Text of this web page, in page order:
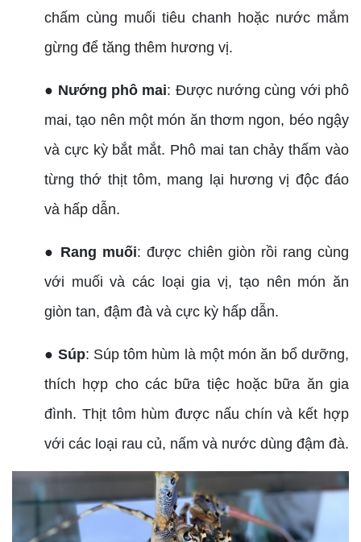
chấm cùng muối tiêu chanh hoặc nước mắm
gừng để tăng thêm hương vị.
● Nướng phô mai: Được nướng cùng với phô
mai, tạo nên một món ăn thơm ngon, béo ngậy
và cực kỳ bắt mắt. Phô mai tan chảy thấm vào
từng thớ thịt tôm, mang lại hương vị độc đáo
và hấp dẫn.
● Rang muối: được chiên giòn rồi rang cùng
với muối và các loại gia vị, tạo nên món ăn
giòn tan, đậm đà và cực kỳ hấp dẫn.
● Súp: Súp tôm hùm là một món ăn bổ dưỡng,
thích hợp cho các bữa tiệc hoặc bữa ăn gia
đình. Thịt tôm hùm được nấu chín và kết hợp
với các loại rau củ, nấm và nước dùng đậm đà.